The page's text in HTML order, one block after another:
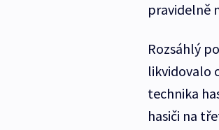
pravidelně
Rozsáhlý
likvidovalo
technika
hasiči na